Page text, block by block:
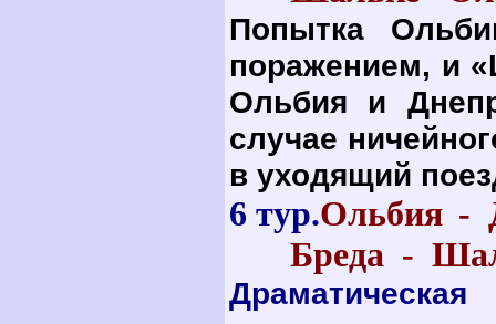
Попытка
поражением, и
Ольбия и
случае
в уходящий
6 тур.Ольбия -
Бреда -